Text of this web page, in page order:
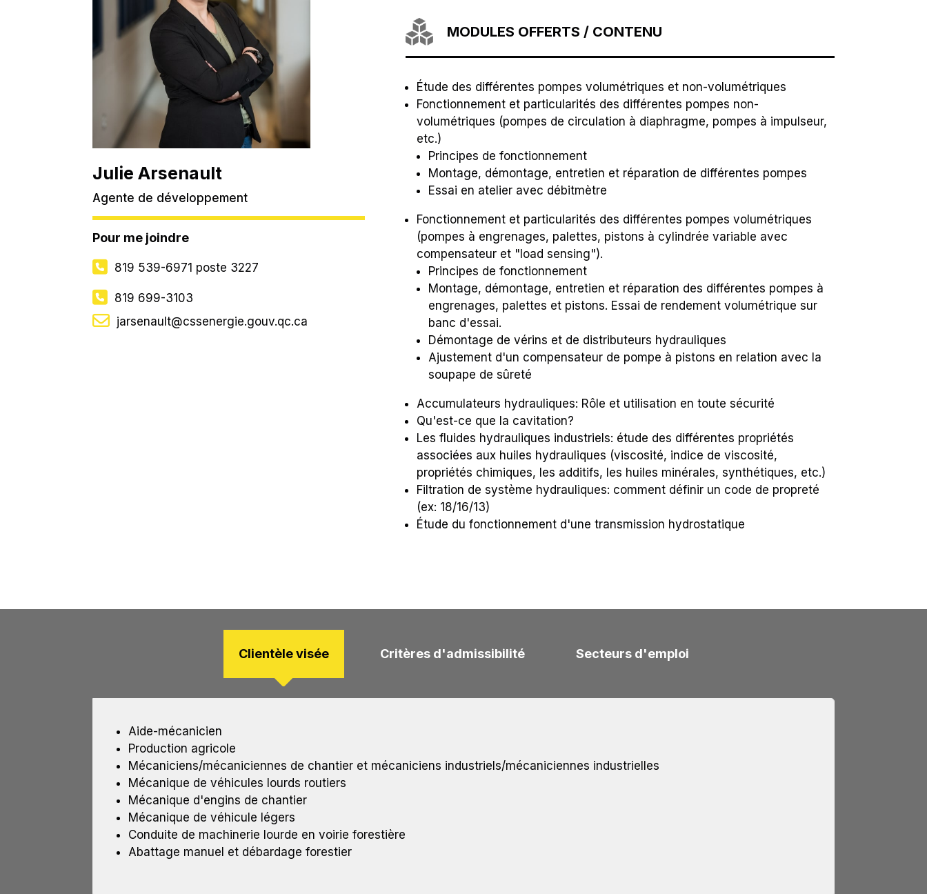
Julie Arsenault
Agente de développement
Pour me joindre
819 539-6971 poste 3227
819 699-3103
jarsenault@cssenergie.gouv.qc.ca
MODULES OFFERTS / CONTENU
Étude des différentes pompes volumétriques et non-volumétriques
Fonctionnement et particularités des différentes pompes non-
volumétriques (pompes de circulation à diaphragme, pompes à impulseur,
etc.)
Principes de fonctionnement
Montage, démontage, entretien et réparation de différentes pompes
Essai en atelier avec débitmètre
Fonctionnement et particularités des différentes pompes volumétriques
(pompes à engrenages, palettes, pistons à cylindrée variable avec
compensateur et "load sensing").
Principes de fonctionnement
Montage, démontage, entretien et réparation des différentes pompes à
engrenages, palettes et pistons. Essai de rendement volumétrique sur
banc d'essai.
Démontage de vérins et de distributeurs hydrauliques
Ajustement d'un compensateur de pompe à pistons en relation avec la
soupape de sûreté
Accumulateurs hydrauliques: Rôle et utilisation en toute sécurité
Qu'est-ce que la cavitation?
Les fluides hydrauliques industriels: étude des différentes propriétés
associées aux huiles hydrauliques (viscosité, indice de viscosité,
propriétés chimiques, les additifs, les huiles minérales, synthétiques, etc.)
Filtration de système hydrauliques: comment définir un code de propreté
(ex: 18/16/13)
Étude du fonctionnement d'une transmission hydrostatique
Clientèle visée Critères d'admissibilité Secteurs d'emploi
Aide-mécanicien
Production agricole
Mécaniciens/mécaniciennes de chantier et mécaniciens industriels/mécaniciennes industrielles
Mécanique de véhicules lourds routiers
Mécanique d'engins de chantier
Mécanique de véhicule légers
Conduite de machinerie lourde en voirie forestière
Abattage manuel et débardage forestier